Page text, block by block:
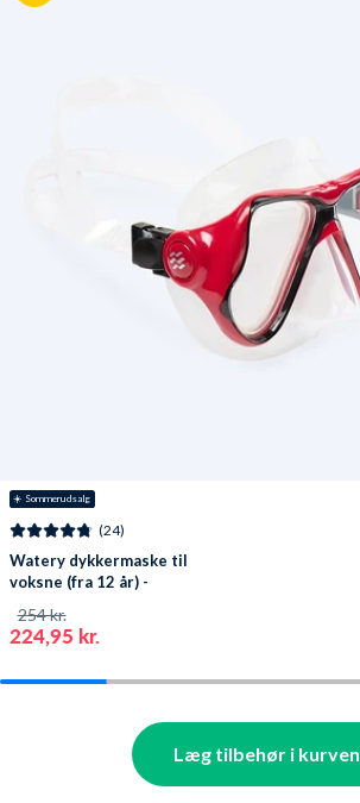
☀️ Sommerudsalg
(24)
Watery dykkermaske til
voksne (fra 12 år) -
224,95 kr.
254 kr.
Læg tilbehør i kurven